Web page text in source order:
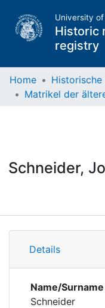
University
Historic
registry
Professors
Home
Schneider,
Details
Name/Surname
Schneider